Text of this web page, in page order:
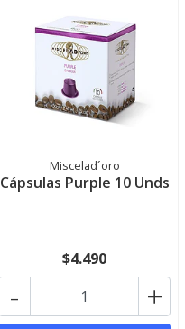
Miscelad´oro
Cápsulas Purple 10 Unds
$4.490
+
-